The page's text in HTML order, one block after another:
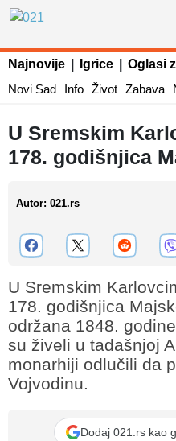
Najnovije Igrice Oglasi
Novi Sad
Info Život Zabava
U Sremskim
178. godišnjica
Autor: 021.rs
U Sremskim
178. godišnjica
održana 1848.
su živeli u tadašnjoj
monarhiji odlučili da
Vojvodinu.
Dodaj 021.rs kao